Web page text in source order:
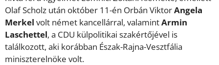
Olaf Scholz után október 11-én Orbán ViktorAngela
Merkel volt német kancellárral, valamintArmin
Laschettel, a CDU külpolitikai szakértőjével is
találkozott, aki korábban Észak-Rajna-Vesztfália
miniszterelnöke volt.